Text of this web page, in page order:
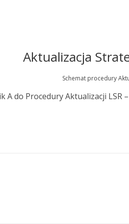
Aktualizacja
Schemat procedury
A do Procedury Aktualizacji